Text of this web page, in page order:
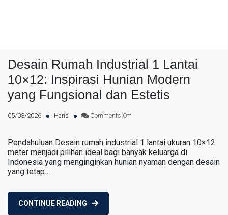
Desain Rumah Industrial 1 Lantai
10×12: Inspirasi Hunian Modern
yang Fungsional dan Estetis
05/03/2026 Haris Comments Offon
Rumah
Industrial
1
Pendahuluan Desain rumah industrial 1 lantai ukuran 10×12
meter menjadi pilihan ideal bagi banyak keluarga di
Indonesia yang menginginkan hunian nyaman dengan desain
yang tetap…
CONTINUE READING